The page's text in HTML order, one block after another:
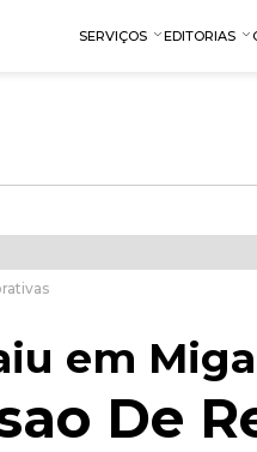
SERVIÇOS EDITORIAS
em
De